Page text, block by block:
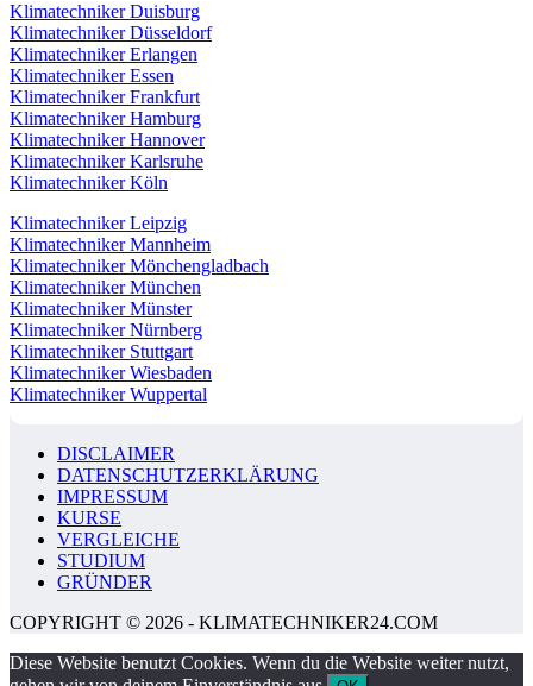
Klimatechniker Duisburg
Klimatechniker Düsseldorf
Klimatechniker Erlangen
Klimatechniker Essen
Klimatechniker Frankfurt
Klimatechniker Hamburg
Klimatechniker Hannover
Klimatechniker Karlsruhe
Klimatechniker Köln
Klimatechniker Leipzig
Klimatechniker Mannheim
Klimatechniker Mönchengladbach
Klimatechniker München
Klimatechniker Münster
Klimatechniker Nürnberg
Klimatechniker Stuttgart
Klimatechniker Wiesbaden
Klimatechniker Wuppertal
DISCLAIMER
DATENSCHUTZERKLÄRUNG
IMPRESSUM
KURSE
VERGLEICHE
STUDIUM
GRÜNDER
COPYRIGHT © 2026 - KLIMATECHNIKER24.COM
Diese Website benutzt Cookies. Wenn du die Website weiter nutzt,